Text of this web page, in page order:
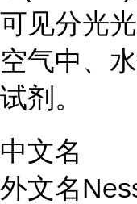
可见分光
空气中、
试剂。
中文名
外文名